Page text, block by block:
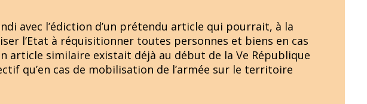
avec l’édiction d’un prétendu article qui pourrait, à la
l’Etat à réquisitionner toutes personnes et biens en cas
article similaire existait déjà au début de la Ve République
qu’en cas de mobilisation de l’armée sur le territoire